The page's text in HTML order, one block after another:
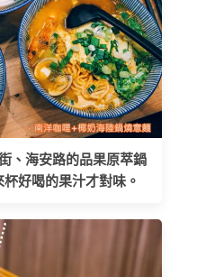
、海安路的品果原萃鍋
好喝的果汁才對味。